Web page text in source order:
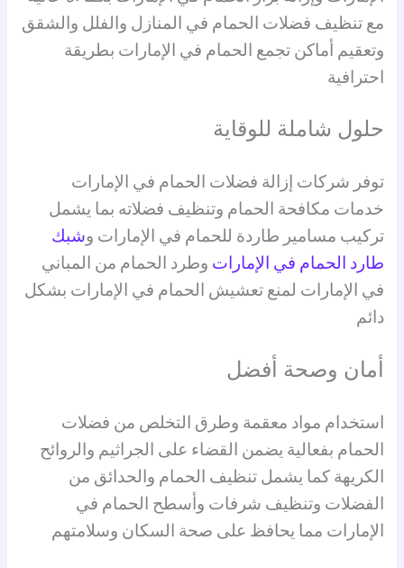
مع تنظيف فضلات الحمام في المنازل والفلل والشقق
وتعقيم أماكن تجمع الحمام في الإمارات بطريقة
احترافية
حلول شاملة للوقاية
توفر شركات إزالة فضلات الحمام في الإمارات
خدمات مكافحة الحمام وتنظيف فضلاته بما يشمل
تركيب مسامير طاردة للحمام في الإمارات وشبك
طارد الحمام في الإمارات وطرد الحمام من المباني
في الإمارات لمنع تعشيش الحمام في الإمارات بشكل
دائم
أمان وصحة أفضل
استخدام مواد معقمة وطرق التخلص من فضلات
الحمام بفعالية يضمن القضاء على الجراثيم والروائح
الكريهة كما يشمل تنظيف الحمام والحدائق من
الفضلات وتنظيف شرفات وأسطح الحمام في
الإمارات مما يحافظ على صحة السكان وسلامتهم